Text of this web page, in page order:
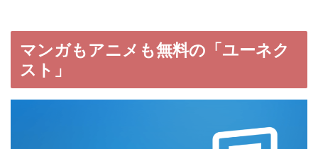
マンガもアニメも無料の「ユーネク
スト」